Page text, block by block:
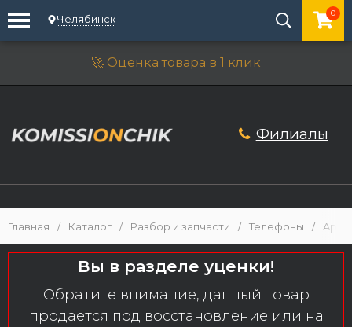
Челябинск 0
🚀 Оценка товара в 1 клик
Филиалы
Главная / Каталог / Разбор и запчасти / Телефоны /
Вы в разделе уценки!
Обратите внимание, данный товар
продается под восстановление или на